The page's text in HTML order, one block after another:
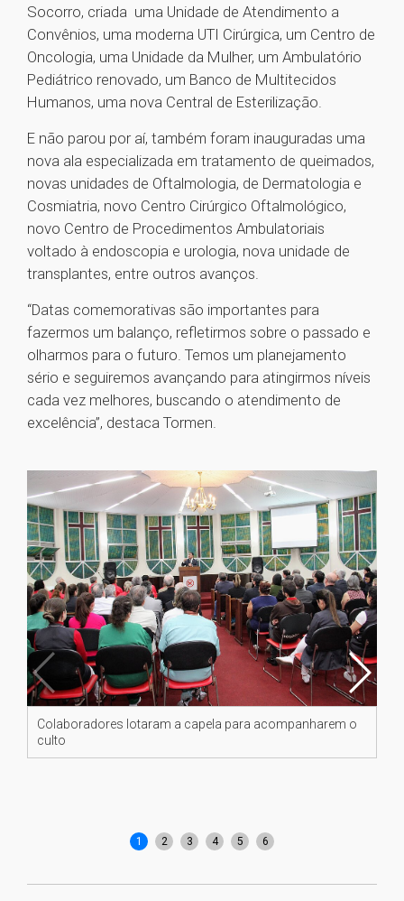
Socorro, criada uma Unidade de Atendimento a
Convênios, uma moderna UTI Cirúrgica, um Centro de
Oncologia, uma Unidade da Mulher, um Ambulatório
Pediátrico renovado, um Banco de Multitecidos
Humanos, uma nova Central de Esterilização.
E não parou por aí, também foram inauguradas uma
nova ala especializada em tratamento de queimados,
novas unidades de Oftalmologia, de Dermatologia e
Cosmiatria, novo Centro Cirúrgico Oftalmológico,
novo Centro de Procedimentos Ambulatoriais
voltado à endoscopia e urologia, nova unidade de
transplantes, entre outros avanços.
“Datas comemorativas são importantes para
fazermos um balanço, refletirmos sobre o passado e
olharmos para o futuro. Temos um planejamento
sério e seguiremos avançando para atingirmos níveis
cada vez melhores, buscando o atendimento de
excelência”, destaca Tormen.
Colaboradores lotaram a capela para acompanharem o
culto
1 2 3 4 5 6